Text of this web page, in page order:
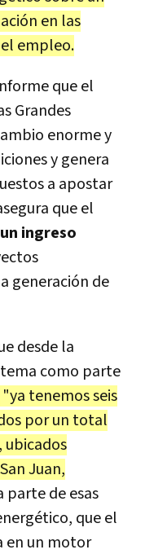
en las
empleo.
que el
Grandes
enorme y
y genera
a apostar
que el
ingreso
generación de
desde la
como parte
"ya tenemos seis
por un total
ubicados
Juan,
parte de esas
que el
en un motor